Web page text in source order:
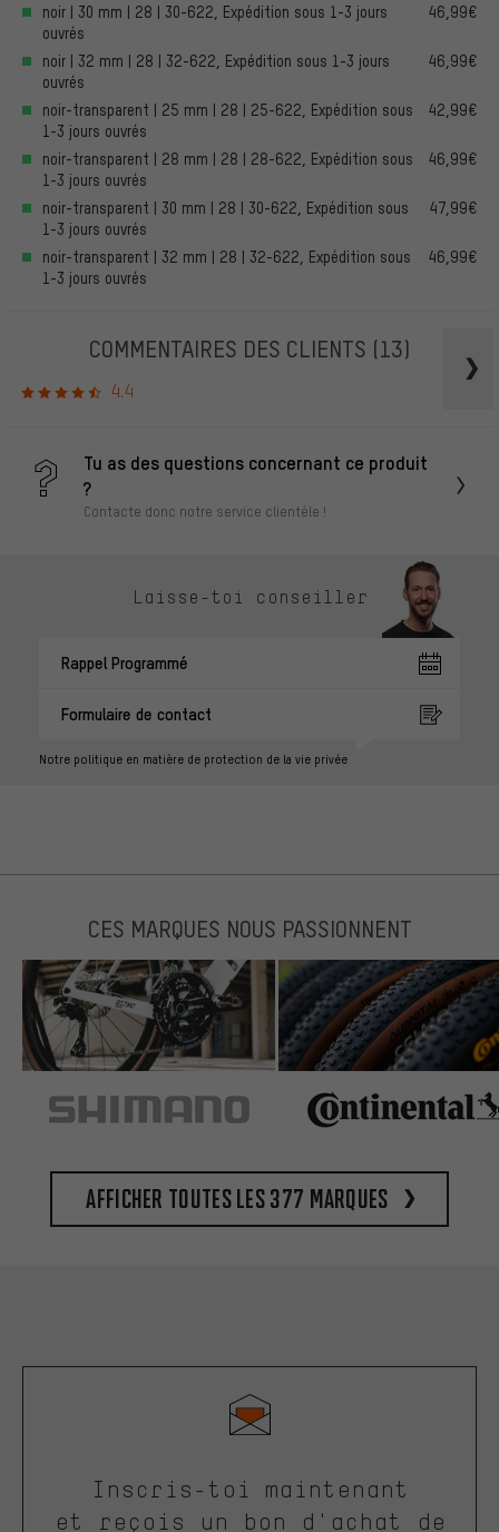
noir | 30 mm | 28 | 30-622, Expédition sous 1-3 jours
ouvrés
46,99€
noir | 32 mm | 28 | 32-622, Expédition sous 1-3 jours
ouvrés
46,99€
noir-transparent | 25 mm | 28 | 25-622, Expédition sous
1-3 jours ouvrés
42,99€
noir-transparent | 28 mm | 28 | 28-622, Expédition sous
1-3 jours ouvrés
46,99€
noir-transparent | 30 mm | 28 | 30-622, Expédition sous
1-3 jours ouvrés
47,99€
noir-transparent | 32 mm | 28 | 32-622, Expédition sous
1-3 jours ouvrés
46,99€
COMMENTAIRES DES CLIENTS (13)
4.4
Tu as des questions concernant ce produit
?
Contacte donc notre service clientèle !
Laisse-toi conseiller
Rappel Programmé
Formulaire de contact
Notre politique en matière de protection de la vie privée
CES MARQUES NOUS PASSIONNENT
Afficher toutes les 377 marques
Inscris-toi maintenant
et reçois un bon d'achat de